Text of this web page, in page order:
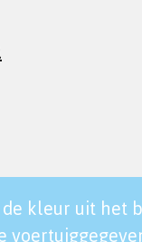
kleur uit het